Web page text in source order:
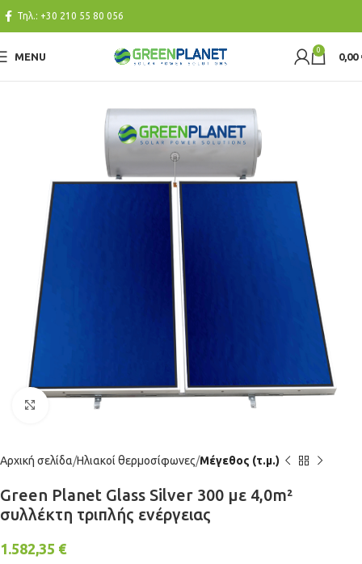
Τηλ.: +30 210 55 80 056
MENU
0
0,00
Click to enlarge
Αρχική σελίδα Ηλιακοί θερμοσίφωνες Μέγεθος (τ.μ.)
Green Planet Glass Silver 300 με 4,0m²
συλλέκτη τριπλής ενέργειας
1.582,35 €